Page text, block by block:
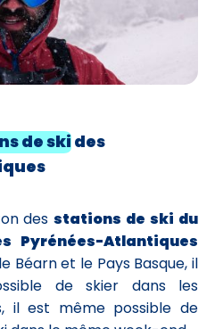
de skides
desstations de ski du
Pyrénées-Atlantiques
Béarn et le Pays Basque, il
de skier dans les
il est même possible de